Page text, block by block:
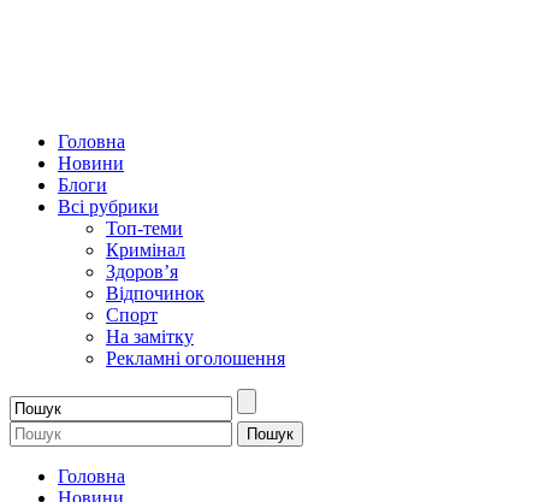
Головна
Новини
Блоги
Всі рубрики
Топ-теми
Кримінал
Здоров’я
Відпочинок
Спорт
На замітку
Рекламні оголошення
Головна
Новини